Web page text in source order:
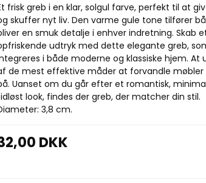
frisk greb i en klar, solgul farve, perfekt til at
skuffer nyt liv. Den varme gule tone tilfører
en smuk detalje i enhver indretning. Skab
udtryk med dette elegante greb,
i både moderne og klassiske hjem. At
de mest effektive måder at forvandle møbler
Uanset om du går efter et romantisk,
look, findes der greb, der matcher din stil.
3,8 cm.
DKK